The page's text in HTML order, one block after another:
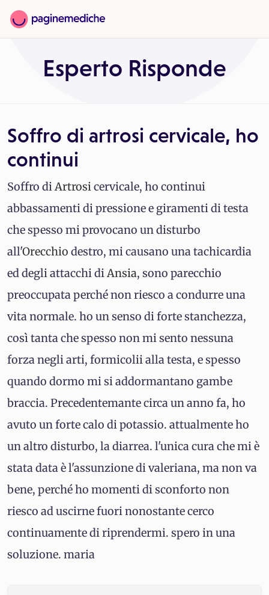
Esperto Risponde
Soffro di artrosi cervicale, ho
continui
Soffro diArtrosicervicale, ho continui
abbassamenti di pressione e giramenti di testa
che spesso mi provocano un disturbo
all'Orecchio destro, mi causano una tachicardia
ed degli attacchi diAnsia, sono parecchio
preoccupata perché non riesco a condurre una
vita normale. ho un senso di forte stanchezza,
così tanta che spesso non mi sento nessuna
forza negli arti, formicolii alla testa, e spesso
quando dormo mi si addormantano gambe
braccia. Precedentemante circa un anno fa, ho
avuto un forte calo di potassio. attualmente ho
un altro disturbo, la diarrea. l'unica cura che mi è
stata data è l'assunzione di valeriana, ma non va
bene, perché ho momenti di sconforto non
riesco ad uscirne fuori nonostante cerco
continuamente di riprendermi. spero in una
soluzione. maria